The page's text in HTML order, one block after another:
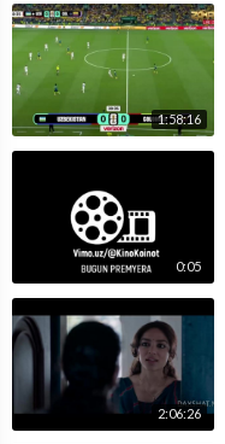
1:58:16
0:05
2:06:26